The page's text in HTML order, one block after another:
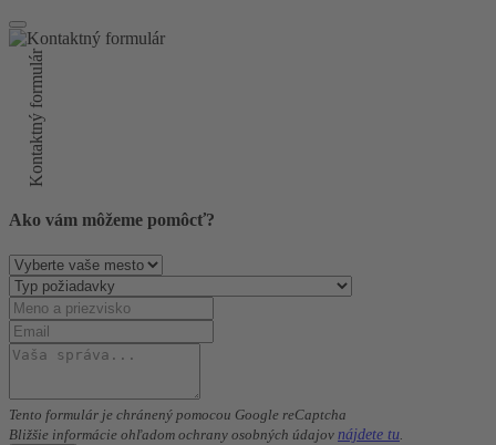
Kontaktný formulár
Ako vám môžeme pomôcť?
Tento formulár je chránený pomocou Google reCaptcha
Bližšie informácie ohľadom ochrany osobných údajov nájdete tu